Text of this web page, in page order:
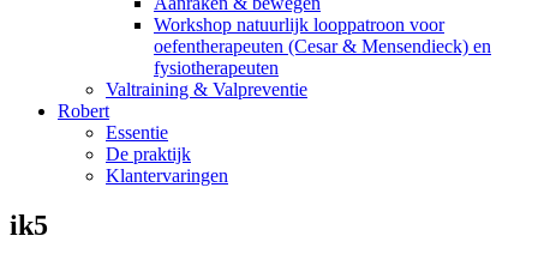
Workshop natuurlijk looppatroon voor
oefentherapeuten (Cesar & Mensendieck) en
fysiotherapeuten
Valtraining & Valpreventie
Robert
Essentie
De praktijk
Klantervaringen
ik5